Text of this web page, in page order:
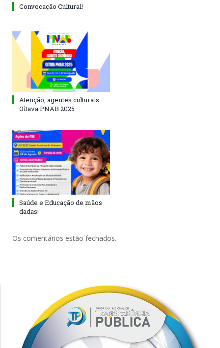
Convocação Cultural!
Atenção, agentes culturais –
Oitava PNAB 2025
Saúde e Educação de mãos
dadas!
Os comentários estão fechados.